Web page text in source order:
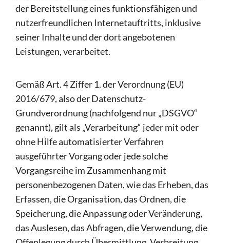
der Bereitstellung eines funktionsfähigen und
nutzerfreundlichen Internetauftritts, inklusive
seiner Inhalte und der dort angebotenen
Leistungen, verarbeitet.
Gemäß Art. 4 Ziffer 1. der Verordnung (EU)
2016/679, also der Datenschutz-
Grundverordnung (nachfolgend nur „DSGVO“
genannt), gilt als „Verarbeitung“ jeder mit oder
ohne Hilfe automatisierter Verfahren
ausgeführter Vorgang oder jede solche
Vorgangsreihe im Zusammenhang mit
personenbezogenen Daten, wie das Erheben, das
Erfassen, die Organisation, das Ordnen, die
Speicherung, die Anpassung oder Veränderung,
das Auslesen, das Abfragen, die Verwendung, die